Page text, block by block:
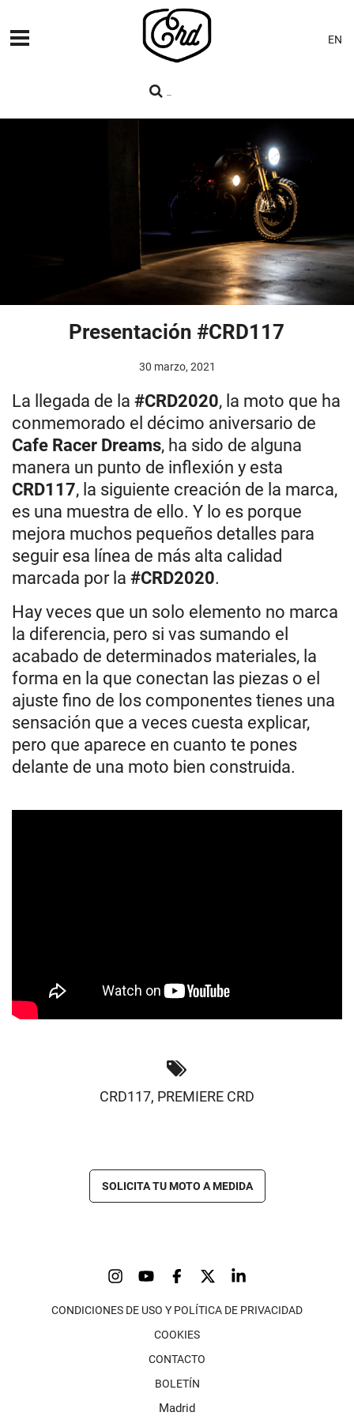
MÁQUINAS
PREMIERES
CONTACTO
EN
Presentación #CRD117
30 marzo, 2021
La llegada de la #CRD2020, la moto que ha
conmemorado el décimo aniversario de
Cafe Racer Dreams, ha sido de alguna
manera un punto de inflexión y esta
CRD117, la siguiente creación de la marca,
es una muestra de ello. Y lo es porque
mejora muchos pequeños detalles para
seguir esa línea de más alta calidad
marcada por la #CRD2020.
Hay veces que un solo elemento no marca
la diferencia, pero si vas sumando el
acabado de determinados materiales, la
forma en la que conectan las piezas o el
ajuste fino de los componentes tienes una
sensación que a veces cuesta explicar,
pero que aparece en cuanto te pones
delante de una moto bien construida.
CRD117, PREMIERE CRD
SOLICITA TU MOTO A MEDIDA
CONDICIONES DE USO Y POLÍTICA DE PRIVACIDAD
COOKIES
CONTACTO
BOLETÍN
Madrid